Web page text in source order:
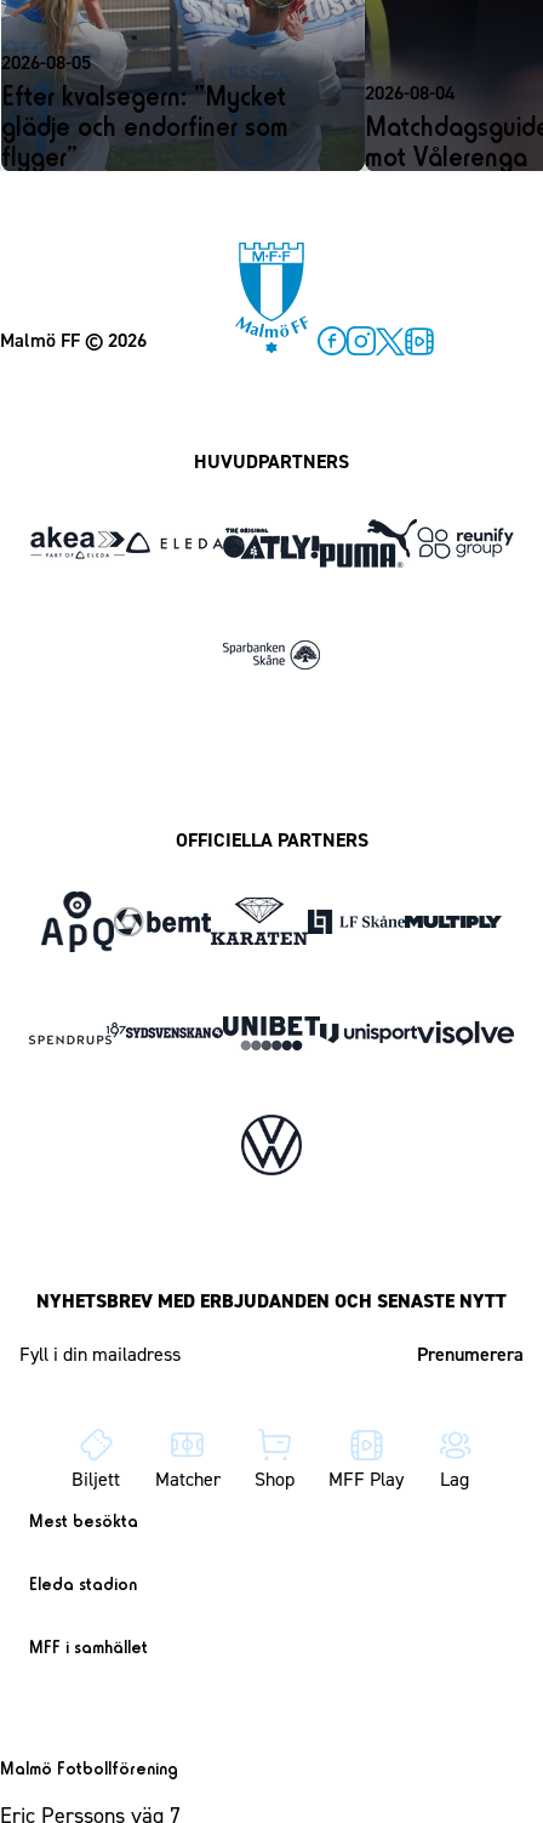
2026-08-05
Efter kvalsegern: ”Mycket
glädje och endorfiner som
flyger”
2026-08-04
mot Vålerenga
Malmö FF© 2026
HUVUDPARTNERS
OFFICIELLA PARTNERS
NYHETSBREV MED ERBJUDANDEN OCH SENASTE NYTT
Biljett Matcher Shop MFF Play Lag
Mest besökta
Eleda stadion
MFF i samhället
Malmö Fotbollförening
Eric Perssons väg 7